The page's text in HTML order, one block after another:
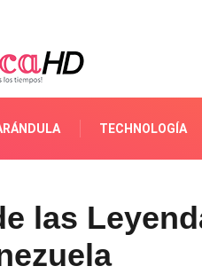
TECHNOLOGÍA
las